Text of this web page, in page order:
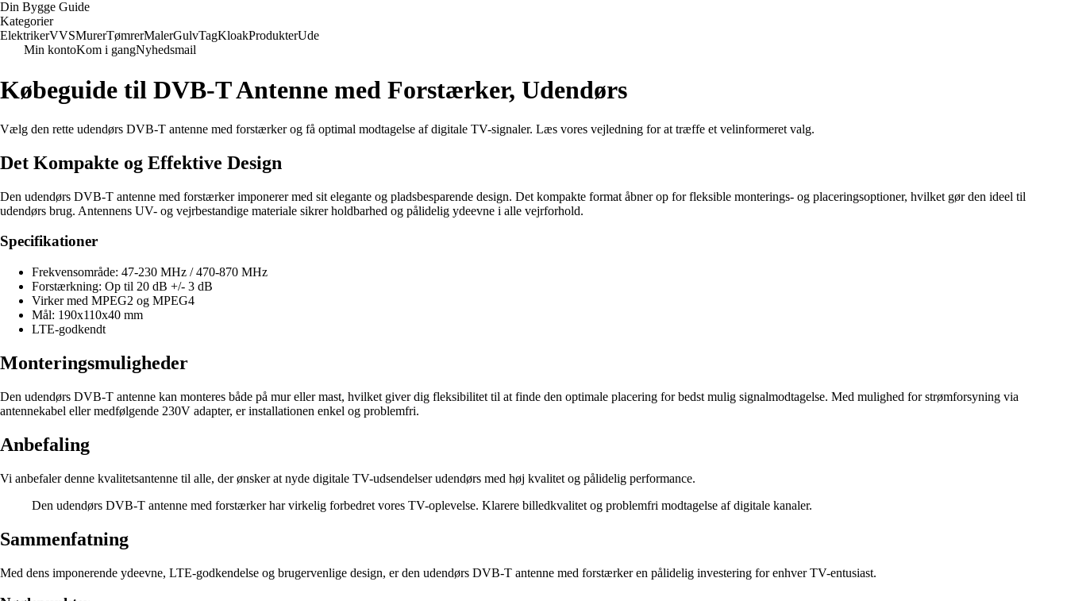
Din Bygge Guide
Kategorier
ElektrikerVVSMurerTømrerMalerGulvTagKloakProdukterUde
Min kontoKom i gangNyhedsmail
Købeguide til DVB-T Antenne med Forstærker, Udendørs
Vælg den rette udendørs DVB-T antenne med forstærker og få optimal modtagelse af digitale TV-signaler. Læs vores vejledning for at træffe et velinformeret valg.
Det Kompakte og Effektive Design
Den udendørs DVB-T antenne med forstærker imponerer med sit elegante og pladsbesparende design. Det kompakte format åbner op for fleksible monterings- og placeringsoptioner, hvilket gør den ideel til
udendørs brug. Antennens UV- og vejrbestandige materiale sikrer holdbarhed og pålidelig ydeevne i alle vejrforhold.
Specifikationer
Frekvensområde: 47-230 MHz / 470-870 MHz
Forstærkning: Op til 20 dB +/- 3 dB
Virker med MPEG2 og MPEG4
Mål: 190x110x40 mm
LTE-godkendt
Monteringsmuligheder
Den udendørs DVB-T antenne kan monteres både på mur eller mast, hvilket giver dig fleksibilitet til at finde den optimale placering for bedst mulig signalmodtagelse. Med mulighed for strømforsyning via
antennekabel eller medfølgende 230V adapter, er installationen enkel og problemfri.
Anbefaling
Vi anbefaler denne kvalitetsantenne til alle, der ønsker at nyde digitale TV-udsendelser udendørs med høj kvalitet og pålidelig performance.
Den udendørs DVB-T antenne med forstærker har virkelig forbedret vores TV-oplevelse. Klarere billedkvalitet og problemfri modtagelse af digitale kanaler.
Sammenfatning
Med dens imponerende ydeevne, LTE-godkendelse og brugervenlige design, er den udendørs DVB-T antenne med forstærker en pålidelig investering for enhver TV-entusiast.